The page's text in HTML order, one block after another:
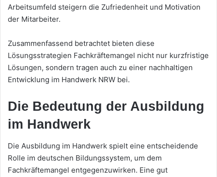
Arbeitsumfeld steigern die Zufriedenheit und Motivation
der Mitarbeiter.
Zusammenfassend betrachtet bieten diese
Lösungsstrategien Fachkräftemangel nicht nur kurzfristige
Lösungen, sondern tragen auch zu einer nachhaltigen
Entwicklung im Handwerk NRW bei.
Die Bedeutung der Ausbildung
im Handwerk
Die Ausbildung im Handwerk spielt eine entscheidende
Rolle im deutschen Bildungssystem, um dem
Fachkräftemangel entgegenzuwirken. Eine gut